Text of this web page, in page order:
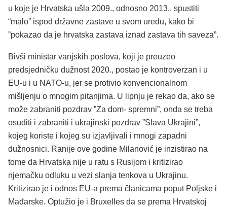
u koje je Hrvatska ušla 2009., odnosno 2013., spustiti
“malo” ispod državne zastave u svom uredu, kako bi
”pokazao da je hrvatska zastava iznad zastava tih saveza”.
Bivši ministar vanjskih poslova, koji je preuzeo
predsjedničku dužnost 2020., postao je kontroverzan i u
EU-u i u NATO-u, jer se protivio konvencionalnom
mišljenju o mnogim pitanjima. U lipnju je rekao da, ako se
može zabraniti pozdrav ”Za dom- spremni”, onda se treba
osuditi i zabraniti i ukrajinski pozdrav ”Slava Ukrajini”,
kojeg koriste i kojeg su izjavljivali i mnogi zapadni
dužnosnici. Ranije ove godine Milanović je inzistirao na
tome da Hrvatska nije u ratu s Rusijom i kritizirao
njemačku odluku u vezi slanja tenkova u Ukrajinu.
Kritizirao je i odnos EU-a prema članicama poput Poljske i
Mađarske. Optužio je i Bruxelles da se prema Hrvatskoj